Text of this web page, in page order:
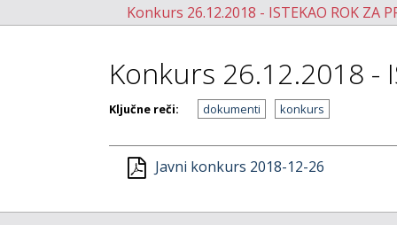
Konkurs 26.12.2018 - ISTEKAO ROK ZA
Konkurs 26.12.2018 -
Ključne reči: dokumenti konkurs
Javni konkurs 2018-12-26